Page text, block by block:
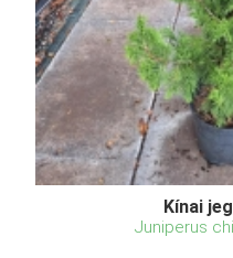
Kínai
Juniperus